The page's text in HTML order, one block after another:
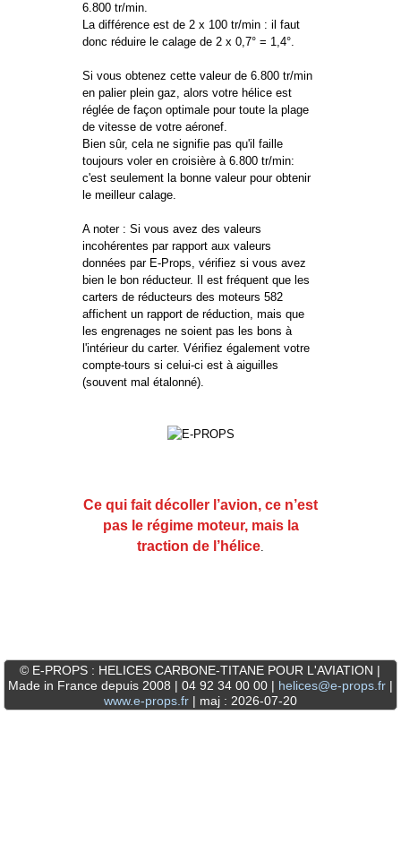
6.800 tr/min.
La différence est de 2 x 100 tr/min : il faut
donc réduire le calage de 2 x 0,7° = 1,4°.
Si vous obtenez cette valeur de 6.800 tr/min
en palier plein gaz, alors votre hélice est
réglée de façon optimale pour toute la plage
de vitesse de votre aéronef.
Bien sûr, cela ne signifie pas qu'il faille
toujours voler en croisière à 6.800 tr/min:
c'est seulement la bonne valeur pour obtenir
le meilleur calage.
A noter : Si vous avez des valeurs
incohérentes par rapport aux valeurs
données par E-Props, vérifiez si vous avez
bien le bon réducteur. Il est fréquent que les
carters de réducteurs des moteurs 582
affichent un rapport de réduction, mais que
les engrenages ne soient pas les bons à
l'intérieur du carter. Vérifiez également votre
compte-tours si celui-ci est à aiguilles
(souvent mal étalonné).
Ce qui fait décoller l’avion, ce n’est
pas le régime moteur, mais la
traction de l’hélice.
© E-PROPS : HELICES CARBONE-TITANE POUR L'AVIATION |
Made in France depuis 2008 | 04 92 34 00 00 | helices@e-props.fr|
www.e-props.fr| maj : 2026-07-20